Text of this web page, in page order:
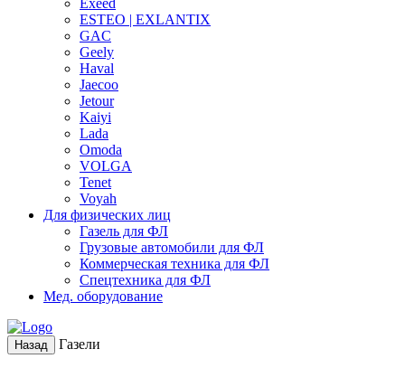
Exeed
ESTEO | EXLANTIX
GAC
Geely
Haval
Jaecoo
Jetour
Kaiyi
Lada
Omoda
VOLGA
Tenet
Voyah
Для физических лиц
Газель для ФЛ
Грузовые автомобили для ФЛ
Коммерческая техника для ФЛ
Спецтехника для ФЛ
Мед. оборудование
Назад Газели